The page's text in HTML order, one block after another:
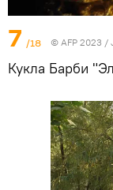
7 /18 © AFP 2023 /
Кукла Барби